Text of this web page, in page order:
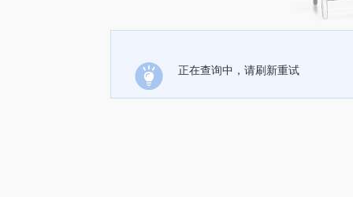
正在查询中，请刷新重试